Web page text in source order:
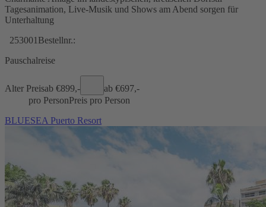
Tagesanimation, Live-Musik und Shows am Abend sorgen für
Unterhaltung
253001 Bestellnr.:
Pauschalreise
Alter Preisab €899,- ab €697,-
pro PersonPreis pro Person
BLUESEA Puerto Resort